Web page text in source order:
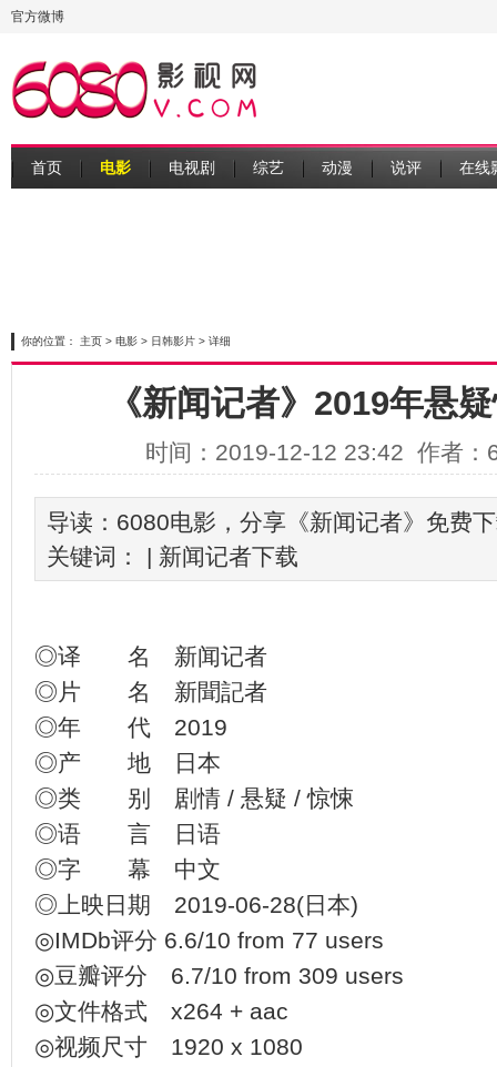
官方微博
首页 电影 电视剧 综艺 动漫 说评 在线
你的位置： 主页 > 电影 > 日韩影片 > 详细
《新闻记者》2019年悬
时间：2019-12-12 23:42 作者
导读：6080电影，分享《新闻记者》免费
关键词： | 新闻记者下载
◎译 名 新闻记者
◎片 名 新聞記者
◎年 代 2019
◎产 地 日本
◎类 别 剧情 / 悬疑 / 惊悚
◎语 言 日语
◎字 幕 中文
◎上映日期 2019-06-28(日本)
◎IMDb评分 6.6/10 from 77 users
◎豆瓣评分 6.7/10 from 309 users
◎文件格式 x264 + aac
◎视频尺寸 1920 x 1080